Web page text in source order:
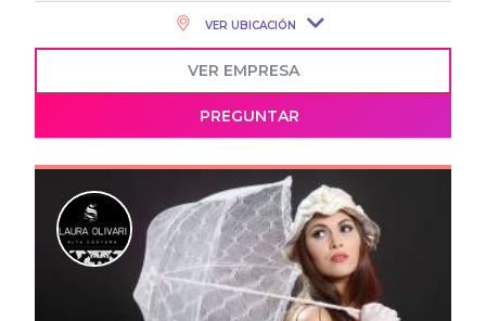
VER UBICACIÓN
VER EMPRESA
PREGUNTAR